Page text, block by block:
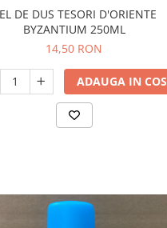
DUS TESORI D'ORIENTE
BYZANTIUM 250ML
14,50 RON
ADAUGA IN COS